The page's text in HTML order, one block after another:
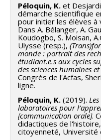
Péloquin, K. et
démarche scientifique
pour initier les élèves à
Dans A. Bélanger, A.
Koudogbo, S. Moisan,
Ulysse (resp.),
monde : portrait des
étudiant.e.s aux cycles
des sciences humaines
Congrès de l'Acfas,
ligne.
Péloquin, K. (2019).
laboratoires pour
[communication orale].
didactiques de
citoyenneté, Université